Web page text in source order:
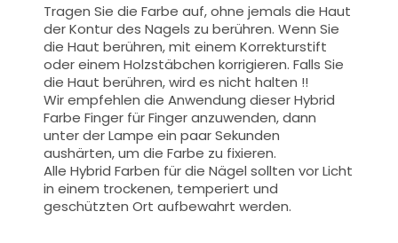
Tragen Sie die Farbe auf, ohne jemals die Haut
der Kontur des Nagels zu berühren. Wenn Sie
die Haut berühren, mit einem Korrekturstift
oder einem Holzstäbchen korrigieren. Falls Sie
die Haut berühren, wird es nicht halten !!
Wir empfehlen die Anwendung dieser Hybrid
Farbe Finger für Finger anzuwenden, dann
unter der Lampe ein paar Sekunden
aushärten, um die Farbe zu fixieren.
Alle Hybrid Farben für die Nägel sollten vor Licht
in einem trockenen, temperiert und
geschützten Ort aufbewahrt werden.